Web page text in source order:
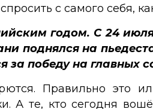
с самого себя,
годом. С 24
поднялся на
победу на главных
Правильно это
А те, кто сегодня